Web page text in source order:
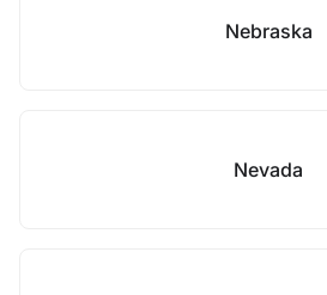
Nebraska
Nevada